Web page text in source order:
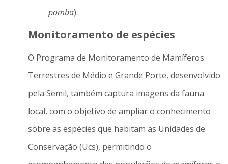
pomba).
Monitoramento de espécies
O Programa de Monitoramento de Mamíferos
Terrestres de Médio e Grande Porte, desenvolvido
pela Semil, também captura imagens da fauna
local, com o objetivo de ampliar o conhecimento
sobre as espécies que habitam as Unidades de
Conservação (Ucs), permitindo o